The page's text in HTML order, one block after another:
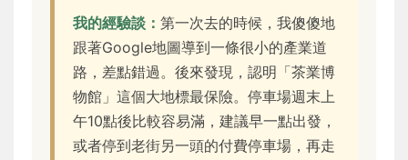
我的經驗談： 第一次去的時候，我傻傻地
跟著Google地圖導到一條很小的產業道
路，差點錯過。後來發現，認明「茶業博
物館」這個大地標最保險。停車場週末上
午10點後比較容易滿，建議早一點出發，
或者停到老街另一頭的付費停車場，再走